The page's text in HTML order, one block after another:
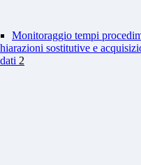
Monitoraggio tempi
sostitutive e
2